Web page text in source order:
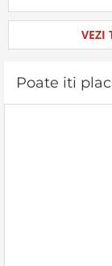
postura aceasta.
gândit, de
când mergeam
Beiuşului, prima
VEZI
Poate iti